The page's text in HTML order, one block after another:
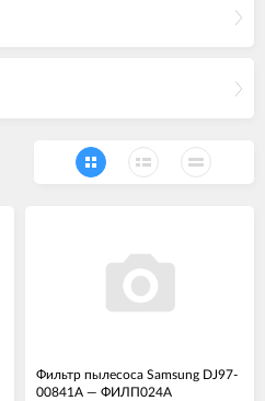
Фильтр пылесоса Samsung DJ97-
00841A — ФИЛП024А